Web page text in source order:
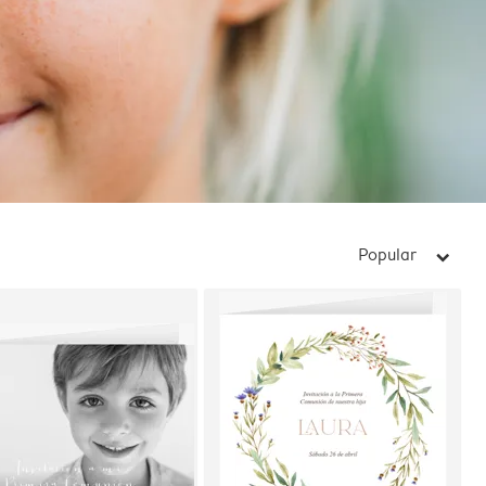
Popular arrow_right